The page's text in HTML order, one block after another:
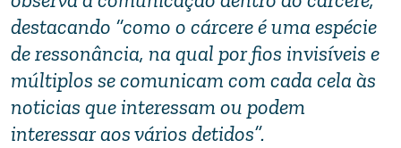
destacando “como o cárcere é uma espécie
de ressonância, na qual por fios invisíveis e
múltiplos se comunicam com cada cela às
noticias que interessam ou podem
interessar aos vários detidos”.